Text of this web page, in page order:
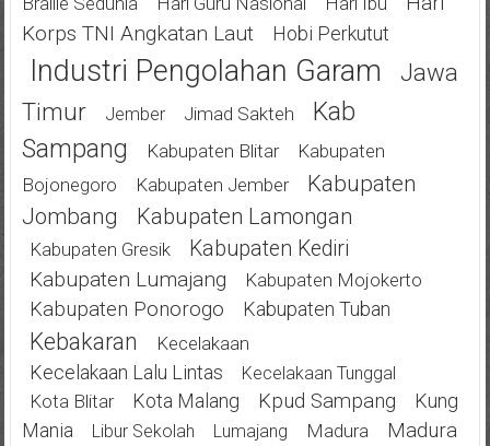
Korps TNI Angkatan Laut
Hobi Perkutut
Industri Pengolahan Garam
Jawa
Timur
Jember Jimad Sakteh
Kab
Sampang
Kabupaten Blitar
Kabupaten
Bojonegoro
Kabupaten Jember
Kabupaten
Jombang
Kabupaten Lamongan
Kabupaten Gresik
Kabupaten Kediri
Kabupaten Lumajang
Kabupaten Mojokerto
Kabupaten Ponorogo Kabupaten Tuban
Kebakaran Kecelakaan
Kecelakaan Lalu Lintas Kecelakaan Tunggal
Kota Blitar Kota Malang Kpud Sampang
Kung
Mania
Libur Sekolah Lumajang Madura
Madura